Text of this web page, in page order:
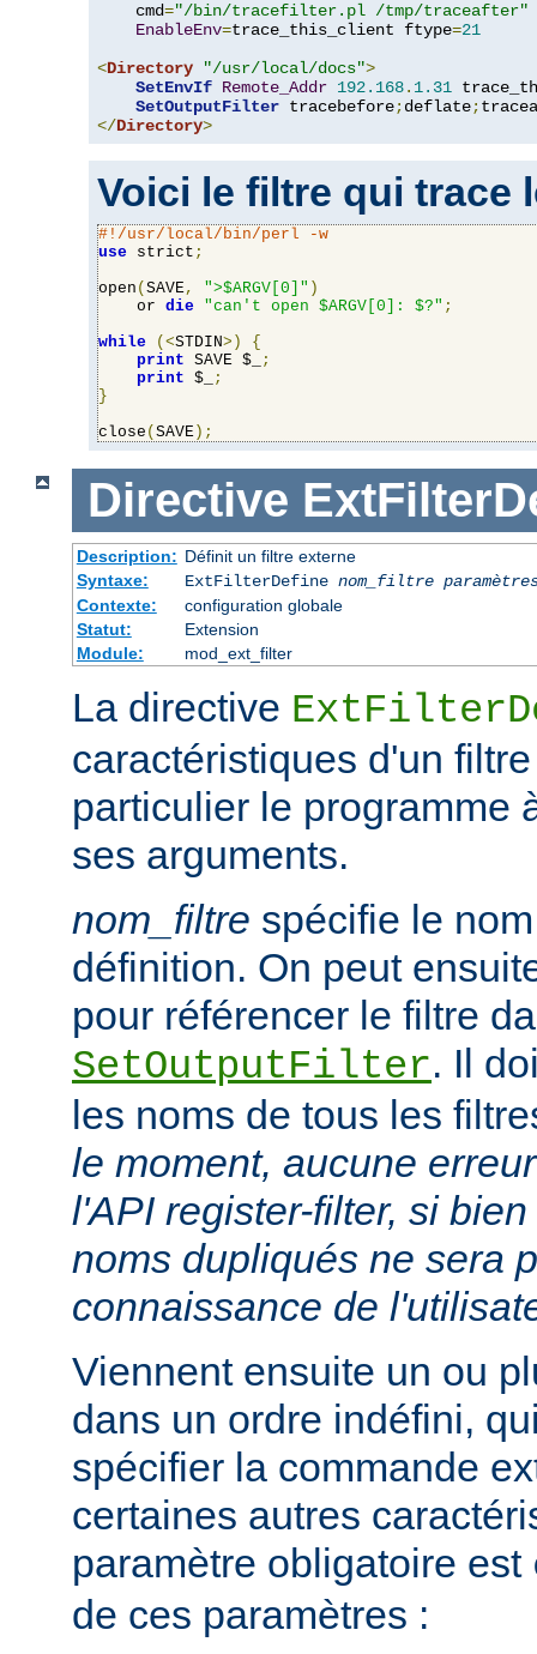
    cmd
="/bin/tracefilter.pl /tmp/traceafter"
EnableEnv=trace_this_client ftype=21
<Directory "/usr/local/docs">
SetEnvIf Remote_Addr 192.168. 1.31
SetOutputFilter tracebefore;deflate;
</Directory>
Voici le filtre qui trace
#!/usr/local/bin/perl -w
use strict ;
open ( SAVE, ">$ARGV[0]" )
    or
die "can't open $ARGV[0]: $?" ;
while
(<STDIN>)
{
print SAVE $_
;
print $_
;
}
close ( SAVE );
Directive
Description: Définit un filtre externe
Syntaxe:
ExtFilterDefine nom_filtre
Contexte:
configuration globale
Statut:
Extension
Module:
mod_ext_filter
La directive
caractéristiques d'un
particulier le programme
ses arguments.
nom_filtre spécifie le
définition. On peut
pour référencer le filtre
SetOutputFilter. Il
les noms de tous les
le moment, aucune
l'API register-filter, si
noms dupliqués ne sera
connaissance de
Viennent ensuite un ou
dans un ordre indéfini,
spécifier la commande
certaines autres
paramètre obligatoire est
de ces paramètres :